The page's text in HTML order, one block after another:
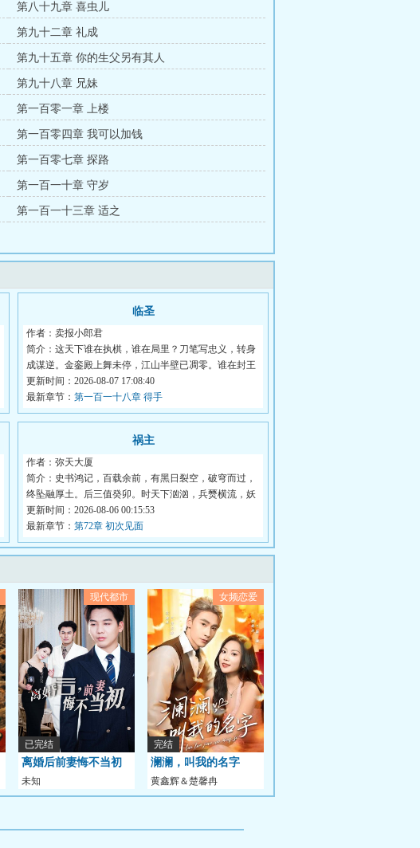
第八十九章 喜虫儿
第九十二章 礼成
第九十五章 你的生父另有其人
第九十八章 兄妹
第一百零一章 上楼
第一百零四章 我可以加钱
第一百零七章 探路
第一百一十章 守岁
第一百一十三章 适之
临圣
作者：卖报小郎君
简介：这天下谁在执棋，谁在局里？刀笔写忠义，转身
成谋逆。金銮殿上舞未停，江山半壁已凋零。谁在封王
拜...
更新时间：2026-08-07 17:08:40
最新章节： 第一百一十八章 得手
祸主
作者：弥天大厦
简介：史书鸿记，百载余前，有黑日裂空，破穹而过，
终坠融厚土。后三值癸卯。时天下汹汹，兵燹横流，妖
邪...
更新时间：2026-08-06 00:15:53
最新章节： 第72章 初次见面
现代都市
已完结
离婚后前妻悔不当初
未知
女频恋爱
完结
澜澜，叫我的名字
黄鑫辉＆楚馨冉